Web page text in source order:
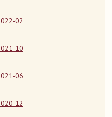
02
10
06
12